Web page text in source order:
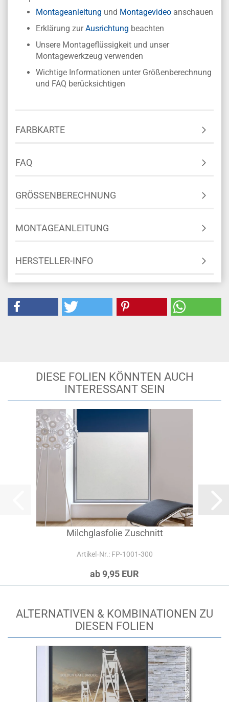
Montageanleitung und Montagevideo anschauen
Erklärung zurAusrichtung beachten
Unsere Montageflüssigkeit und unser
Montagewerkzeug verwenden
Wichtige Informationen unter Größenberechnung
und FAQ berücksichtigen
FARBKARTE
FAQ
GRÖSSENBERECHNUNG
MONTAGEANLEITUNG
HERSTELLER-INFO
DIESE FOLIEN KÖNNTEN AUCH
INTERESSANT SEIN
Milchglasfolie Zuschnitt
Artikel‑Nr.: FP-1001-300
ab 9,95 EUR
ALTERNATIVEN & KOMBINATIONEN ZU
DIESEN FOLIEN